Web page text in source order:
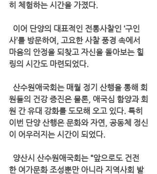
히 체험하는 시간을 가졌다.
  이어 단양의 대표적인 전통사찰인
‘구인
사’를 방문하여, 고요한 사찰 풍경 속에서
마음의 안정을 되찾고 자신을 돌아보는 힐
링의 시간도 마련되었다.
원들의 건강 증진은 물론, 애국심 함양과 회
원 간 유대 강화를 도모해 오고 있다. 특히
이번 단양 산행은 문화와 자연, 공동체 정신
이 어우러지는 시간이 되었다.
한 여가문화 조성뿐만 아니라 지역사회 발